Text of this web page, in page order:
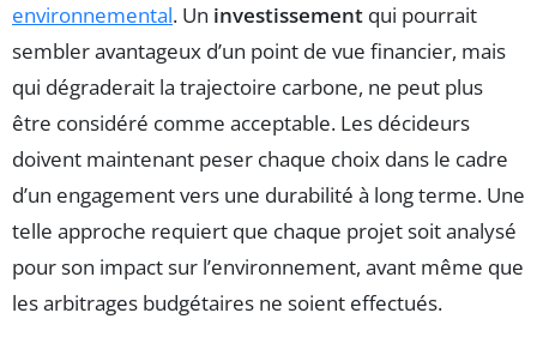
environnemental. Un investissement qui pourrait
sembler avantageux d’un point de vue financier, mais
qui dégraderait la trajectoire carbone, ne peut plus
être considéré comme acceptable. Les décideurs
doivent maintenant peser chaque choix dans le cadre
d’un engagement vers une durabilité à long terme. Une
telle approche requiert que chaque projet soit analysé
pour son impact sur l’environnement, avant même que
les arbitrages budgétaires ne soient effectués.